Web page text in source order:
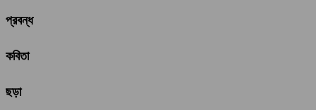
প্রবন্ধ
কবিতা
ছড়া